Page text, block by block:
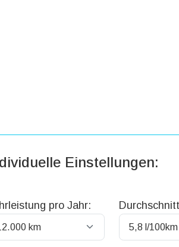
Einstellungen:
pro Jahr: